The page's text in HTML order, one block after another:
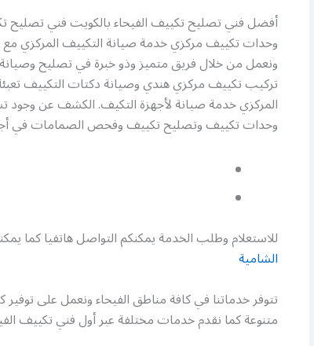
أفضل فني تصليح تكييف الفيحاء بالكويت فني
وحدات تكييف مركزي خدمة صيانة التكييف المركزي مع
ونعمل من خلال فريق متميز وذو خبرة في تصليح
تركيب تكييف مركزي هندي وصيانة دكتات التكييف
المركزي خدمة صيانة لأجهزة التكيف. الكشف عن وجود
وحدات تكييف وتصليح تكييف وفحص الصمامات في
للاستعلام وطلب الخدمة يمكنكم التواصل هاتفيا كما
الشامية
تتوفر خدماتنا في كافة مناطق الفيحاء ونعمل على توفير
متنوعة كما نقدم خدمات مختلفة عبر أول فني تكييف